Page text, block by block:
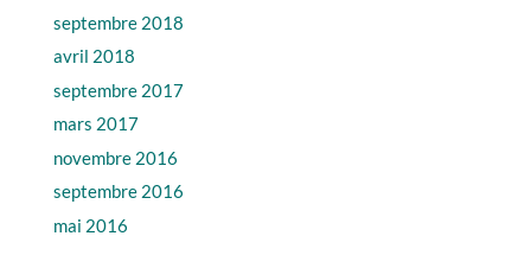
septembre 2018
avril 2018
septembre 2017
mars 2017
novembre 2016
septembre 2016
mai 2016